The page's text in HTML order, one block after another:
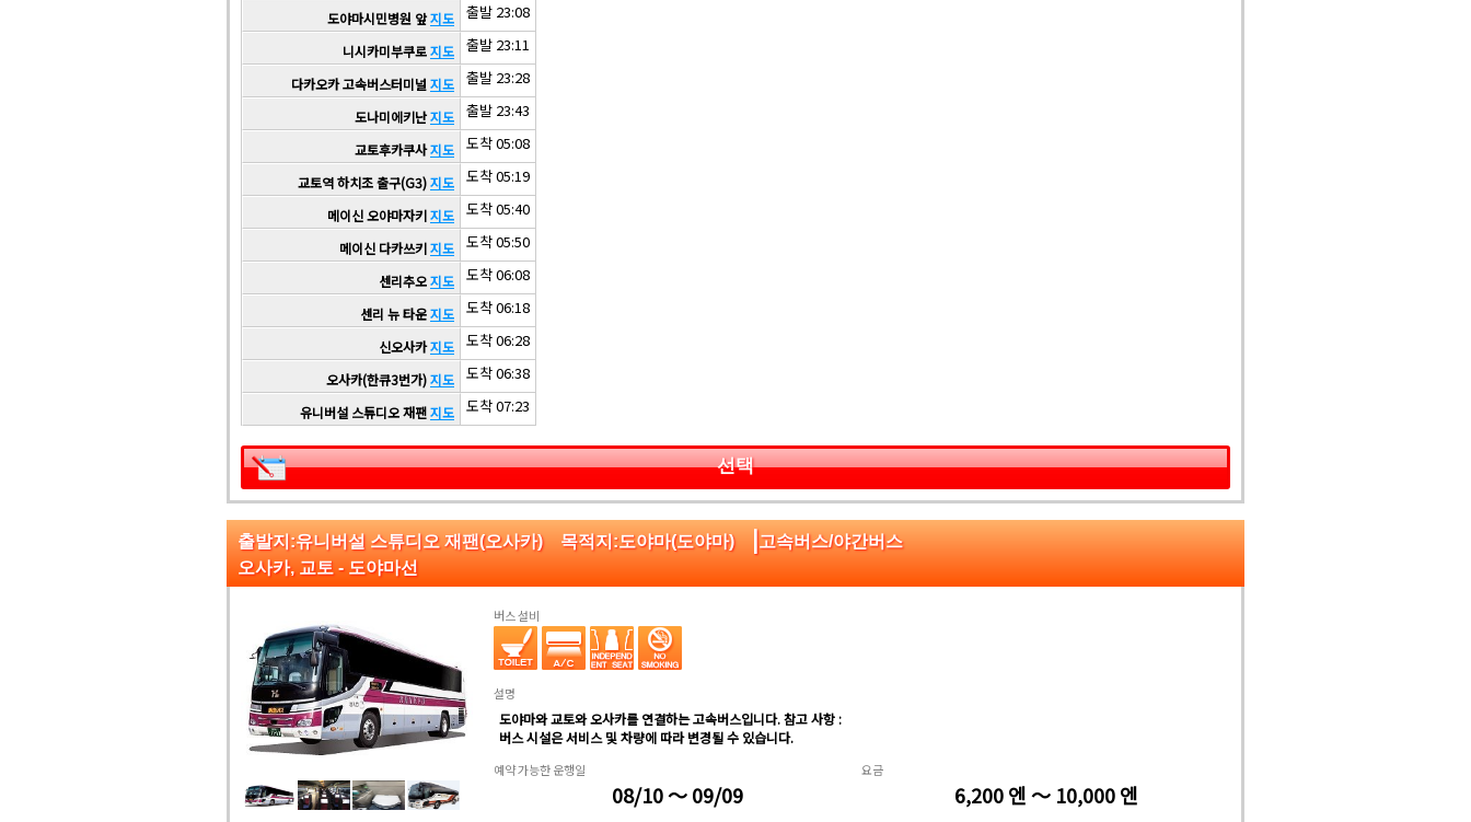
도야마시민병원 앞지도 출발 23:08
니시카미부쿠로지도 출발 23:11
다카오카 고속버스터미널 지도 출발 23:28
도나미에키난지도 출발 23:43
교토후카쿠사지도 도착 05:08
교토역 하치조 출구(G3)지도 도착 05:19
메이신 오야마자키지도 도착 05:40
메이신 다카쓰키지도 도착 05:50
센리추오지도 도착 06:08
센리 뉴 타운지도 도착 06:18
신오사카지도 도착 06:28
오사카(한큐3번가)지도 도착 06:38
유니버설 스튜디오 재팬지도 도착 07:23
선택
출발지:유니버설 스튜디오 재팬(오사카) 목적지:도야마(도야마) |고속버스/야간버스
오사카, 교토 - 도야마선
버스 설비
설명
도야마와 교토와 오사카를 연결하는 고속버스입니다. 참고 사항 :
버스 시설은 서비스 및 차량에 따라 변경될 수 있습니다.
예약 가능한 운행일
08/10 ～ 09/09
요금
6,200 엔 ～ 10,000 엔